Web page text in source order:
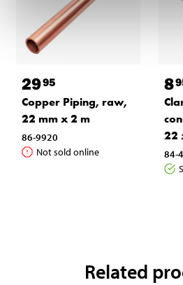
2995
Copper Piping, raw,
22 mm x 2 m
86-9920
Not sold online
8
22
84-
Related